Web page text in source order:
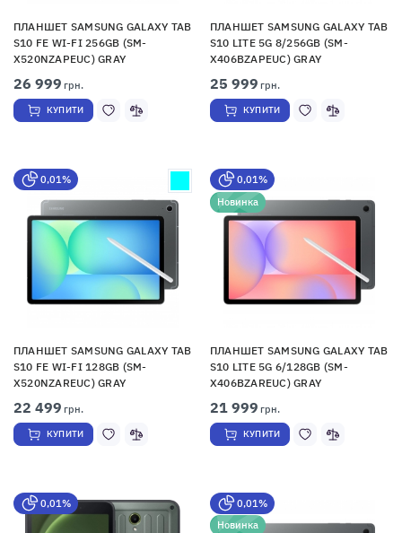
ПЛАНШЕТ SAMSUNG GALAXY TAB
S10 FE WI-FI 256GB (SM-
X520NZAPEUC) GRAY
26 999 грн.
КУПИТИ
ПЛАНШЕТ SAMSUNG GALAXY TAB
S10 LITE 5G 8/256GB (SM-
X406BZAPEUC) GRAY
25 999 грн.
КУПИТИ
0,01%
ПЛАНШЕТ SAMSUNG GALAXY TAB
S10 FE WI-FI 128GB (SM-
X520NZAREUC) GRAY
22 499 грн.
КУПИТИ
0,01%
Новинка
ПЛАНШЕТ SAMSUNG GALAXY TAB
S10 LITE 5G 6/128GB (SM-
X406BZAREUC) GRAY
21 999 грн.
КУПИТИ
0,01%
0,01%
Новинка